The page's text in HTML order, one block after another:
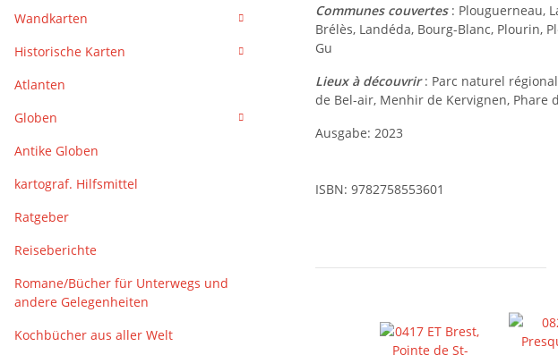
Communes couvertes: Plouguerneau,
Brélès, Landéda, Bourg-Blanc, Plourin,
Gu
Lieux à découvrir: Parc naturel régional
de Bel-air, Menhir de Kervignen, Phare
Ausgabe: 2023
ISBN: 9782758553601
Wandkarten
Historische Karten
Atlanten
Globen
Antike Globen
kartograf. Hilfsmittel
Ratgeber
Reiseberichte
Romane/Bücher für Unterwegs und
andere Gelegenheiten
Kochbücher aus aller Welt